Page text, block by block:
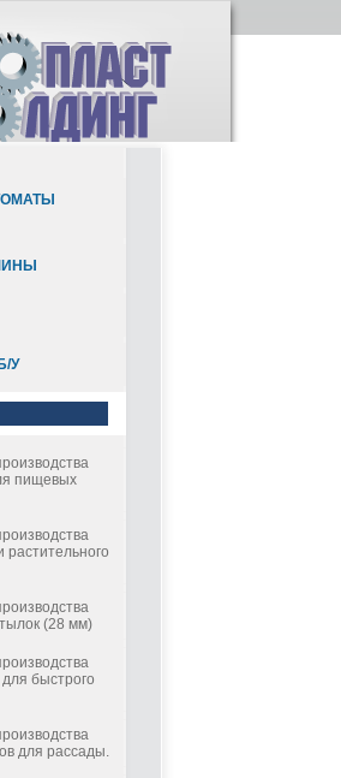
У
пищевых
растительного
(28 мм)
быстрого
для рассады.